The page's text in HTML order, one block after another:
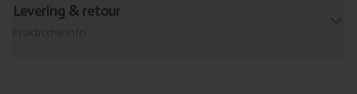
Levering & retour